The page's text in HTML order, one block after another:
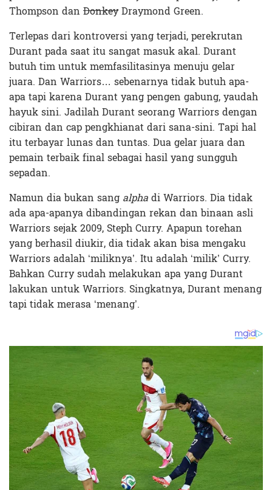
Thompson dan DonkeyDraymond Green.
Terlepas dari kontroversi yang terjadi, perekrutan
Durant pada saat itu sangat masuk akal. Durant
butuh tim untuk memfasilitasinya menuju gelar
juara. Dan Warriors… sebenarnya tidak butuh apa-
apa tapi karena Durant yang pengen gabung, yaudah
hayuk sini. Jadilah Durant seorang Warriors dengan
cibiran dan cap pengkhianat dari sana-sini. Tapi hal
itu terbayar lunas dan tuntas. Dua gelar juara dan
pemain terbaik final sebagai hasil yang sungguh
sepadan.
Namun dia bukan sang alphadi Warriors. Dia tidak
ada apa-apanya dibandingan rekan dan binaan asli
Warriors sejak 2009, Steph Curry. Apapun torehan
yang berhasil diukir, dia tidak akan bisa mengaku
Warriors adalah ‘miliknya’. Itu adalah ‘milik’ Curry.
Bahkan Curry sudah melakukan apa yang Durant
lakukan untuk Warriors. Singkatnya, Durant menang
tapi tidak merasa ‘menang’.